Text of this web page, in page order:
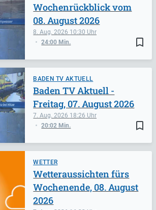
bookmark_border
8. Aug. 2026 10:30
24:00 Min.
Wochenrückblick vom
08. August 2026
BADEN TV AKTUELL
bookmark_border
7. Aug. 2026 18:26
20:02 Min.
Baden TV Aktuell -
Freitag, 07. August 2026
WETTER
Wetteraussichten fürs
Wochenende, 08. August
2026